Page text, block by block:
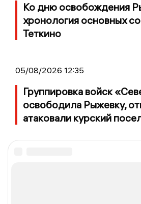
Ко дню освобождения
хронология основных
Теткино
05/08/2026 12:35
Группировка войск
освободила Рыжевку,
атаковали курский